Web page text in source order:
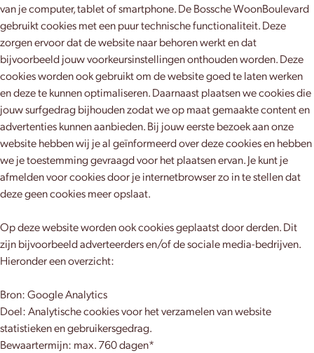
van je computer, tablet of smartphone. De Bossche WoonBoulevard
gebruikt cookies met een puur technische functionaliteit. Deze
zorgen ervoor dat de website naar behoren werkt en dat
bijvoorbeeld jouw voorkeursinstellingen onthouden worden. Deze
cookies worden ook gebruikt om de website goed te laten werken
en deze te kunnen optimaliseren. Daarnaast plaatsen we cookies die
jouw surfgedrag bijhouden zodat we op maat gemaakte content en
advertenties kunnen aanbieden. Bij jouw eerste bezoek aan onze
website hebben wij je al geïnformeerd over deze cookies en hebben
we je toestemming gevraagd voor het plaatsen ervan. Je kunt je
afmelden voor cookies door je internetbrowser zo in te stellen dat
deze geen cookies meer opslaat.
Op deze website worden ook cookies geplaatst door derden. Dit
zijn bijvoorbeeld adverteerders en/of de sociale media-bedrijven.
Hieronder een overzicht:
Bron: Google Analytics
Doel: Analytische cookies voor het verzamelen van website
statistieken en gebruikersgedrag.
Bewaartermijn: max. 760 dagen*